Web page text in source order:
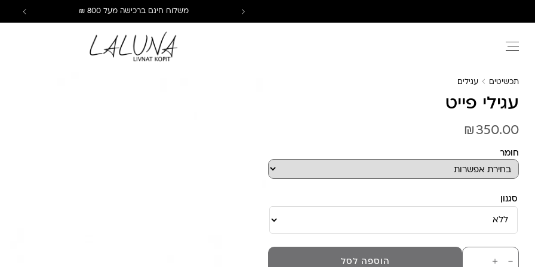
משלוח חינם ברכישה מעל 800 ₪
תכשיטים עגילים
עגילי פייט
₪350.00
חומר
סגנון
－
כמות
של
＋ הוספה לסל